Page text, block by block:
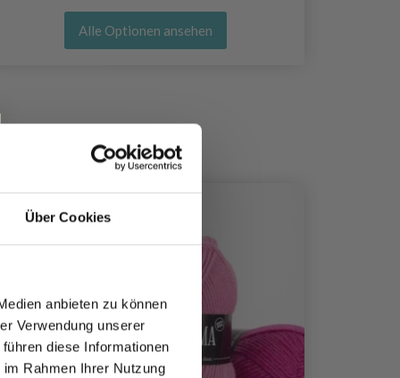
Über Cookies
anbieten zu können
Verwendung unserer
diese Informationen
Rahmen Ihrer Nutzung
Alle Optionen ansehen